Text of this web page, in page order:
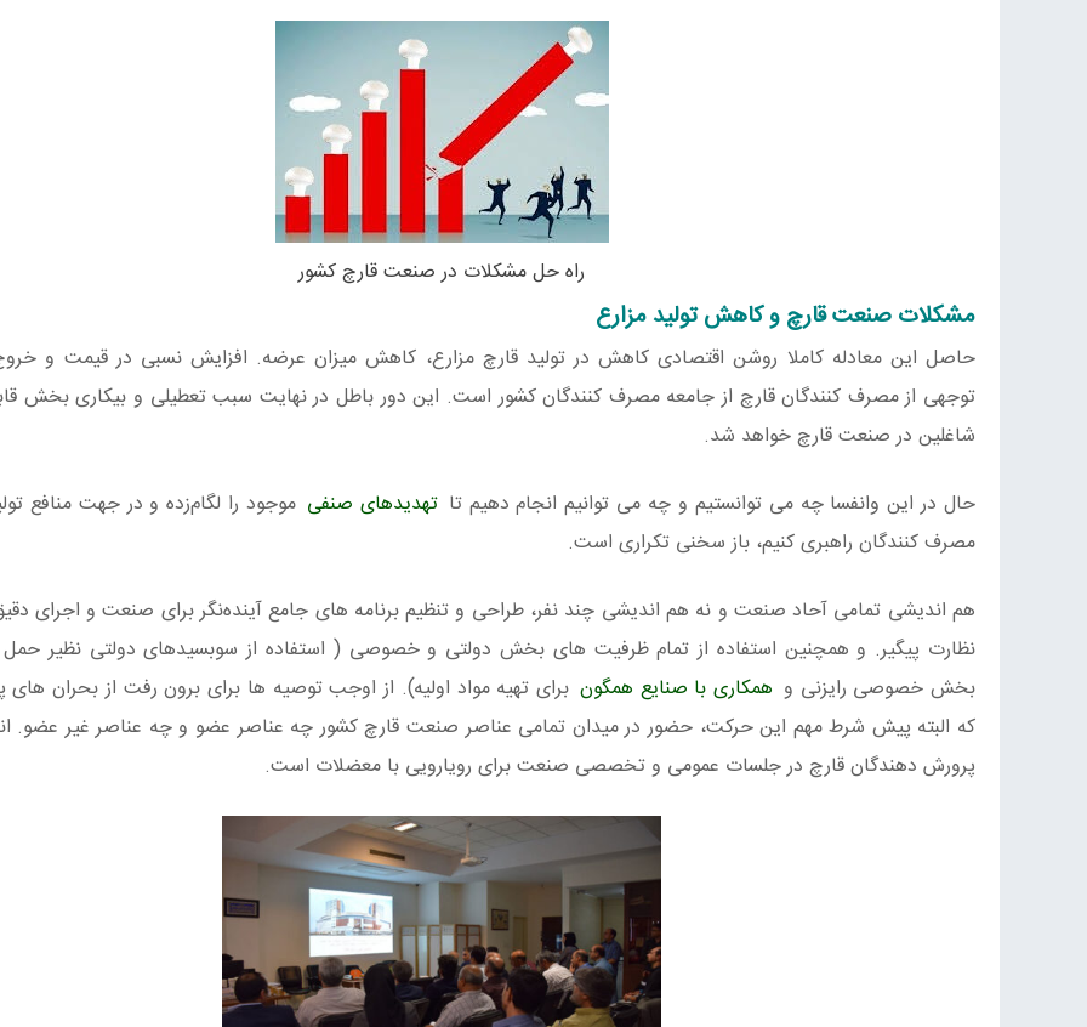
راه حل مشکلات در صنعت قارچ کشور
مشکلات صنعت قارچ و کاهش تولید مزارع
حاصل این معادله کاملا روشن اقتصادی کاهش در تولید قارچ مزارع، کاهش میزان عرضه. افزایش نسبی در قیمت و
توجهی از مصرف کنندگان قارچ از جامعه مصرف کنندگان کشور است. این دور باطل در نهایت سبب تعطیلی و بیکاری بخش
شاغلین در صنعت قارچ خواهد شد.
حال در این وانفسا چه می توانستیم و چه می توانیم انجام دهیم تا تهدیدهای صنفی موجود را لگام‌زده و در جهت منافع
مصرف کنندگان راهبری کنیم، باز سخنی تکراری است.
هم اندیشی تمامی آحاد صنعت و نه هم اندیشی چند نفر، طراحی و تنظیم برنامه های جامع آینده‌نگر برای صنعت و اجرای دقیق
نظارت پیگیر. و همچنین استفاده از تمام ظرفیت های بخش دولتی و خصوصی ( استفاده از سوبسیدهای دولتی نظیر
بخش خصوصی رایزنی و همکاری با صنایع همگون برای تهیه مواد اولیه). از اوجب توصیه ها برای برون رفت از بحران
که البته پیش شرط مهم این حرکت، حضور در میدان تمامی عناصر صنعت قارچ کشور چه عناصر عضو و چه عناصر غیر عضو.
پرورش دهندگان قارچ در جلسات عمومی و تخصصی صنعت برای رویارویی با معضلات است.